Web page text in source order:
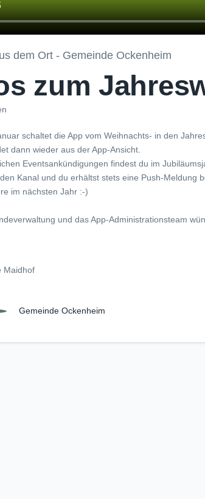
dem Ort - Gemeinde Ockenheim
zum
schaltet die App vom Weihnachts- in den
dann wieder aus der App-Ansicht.
Eventsankündigungen findest du im
Kanal und du erhältst stets eine Push-Meldung
im nächsten Jahr :-)
und das App-Administrationsteam
Maidhof
Gemeinde Ockenheim